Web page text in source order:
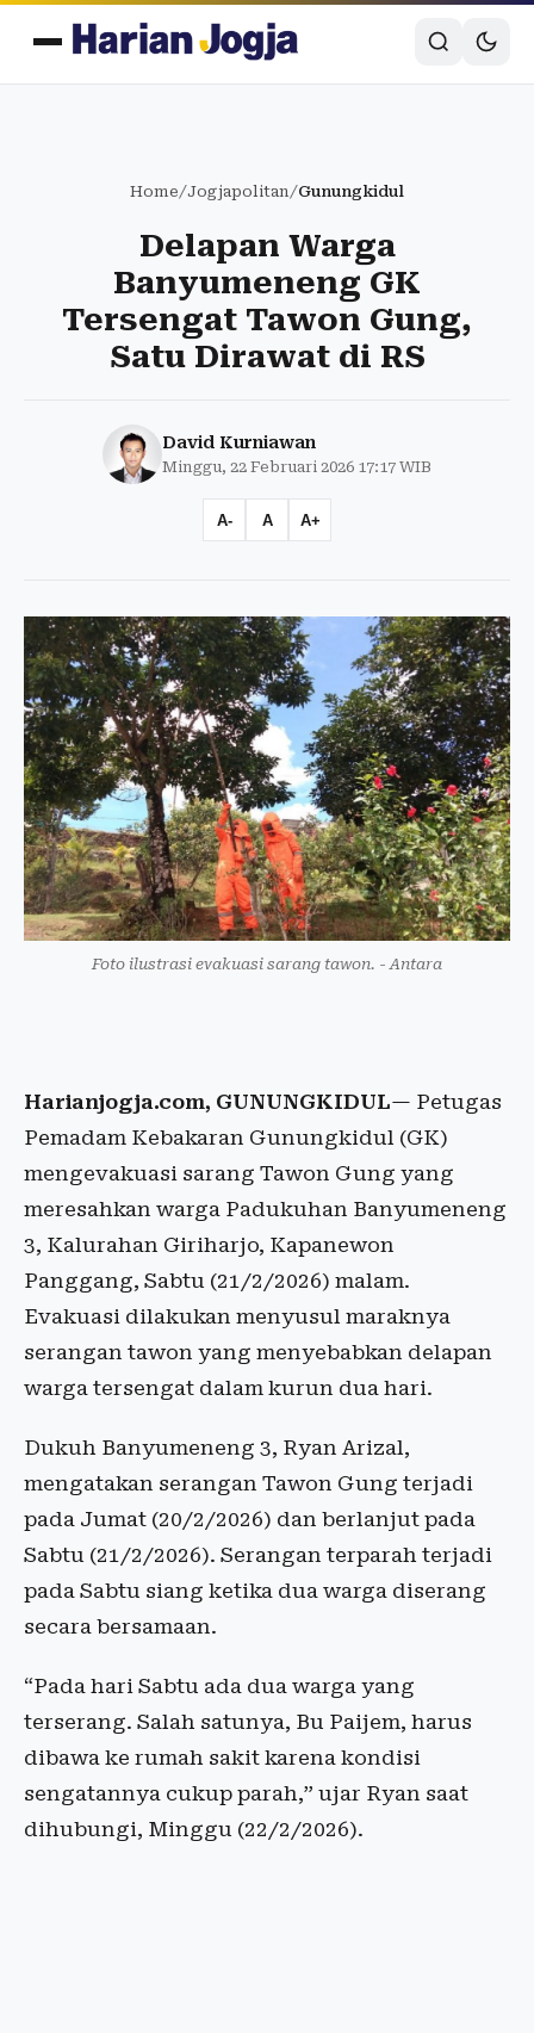
Home/Jogjapolitan/Gunungkidul
Delapan Warga
Banyumeneng GK
Tersengat Tawon Gung,
Satu Dirawat di RS
David Kurniawan
Minggu, 22 Februari 2026 17:17 WIB
A- A A+
Foto ilustrasi evakuasi sarang tawon. - Antara
Harianjogja.com, GUNUNGKIDUL— Petugas
Pemadam Kebakaran Gunungkidul (GK)
mengevakuasi sarang Tawon Gung yang
meresahkan warga Padukuhan Banyumeneng
3, Kalurahan Giriharjo, Kapanewon
Panggang, Sabtu (21/2/2026) malam.
Evakuasi dilakukan menyusul maraknya
serangan tawon yang menyebabkan delapan
warga tersengat dalam kurun dua hari.
Dukuh Banyumeneng 3, Ryan Arizal,
mengatakan serangan Tawon Gung terjadi
pada Jumat (20/2/2026) dan berlanjut pada
Sabtu (21/2/2026). Serangan terparah terjadi
pada Sabtu siang ketika dua warga diserang
secara bersamaan.
“Pada hari Sabtu ada dua warga yang
terserang. Salah satunya, Bu Paijem, harus
dibawa ke rumah sakit karena kondisi
sengatannya cukup parah,” ujar Ryan saat
dihubungi, Minggu (22/2/2026).